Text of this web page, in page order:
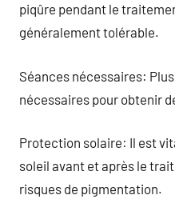
piqûre pendant le
généralement tolérable.
Séances nécessaires:
nécessaires pour obtenir
Protection solaire: Il est
soleil avant et après le
risques de pigmentation.